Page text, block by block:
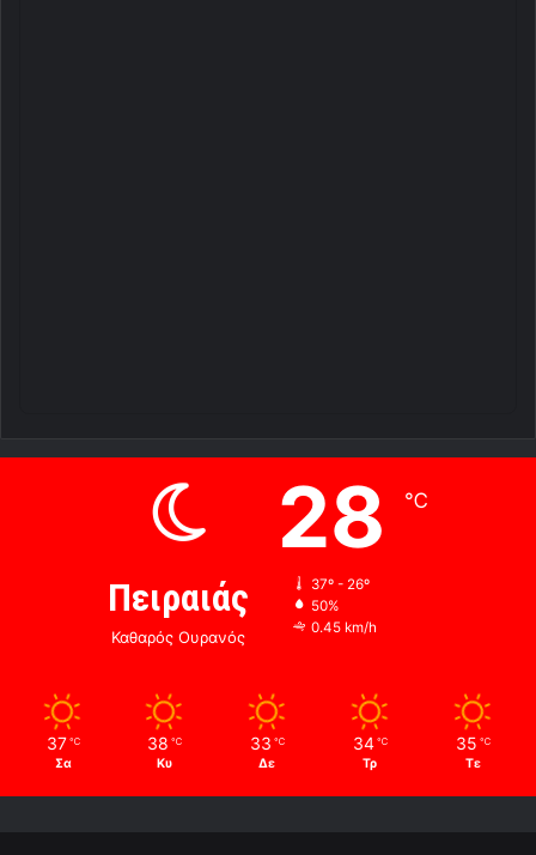
Πειραιάς
Καθαρός Ουρανός
28 ℃
37º - 26º
50%
0.45 km/h
37 ℃
Σα
38 ℃
Κυ
33 ℃
Δε
34 ℃
Τρ
35 ℃
Τε